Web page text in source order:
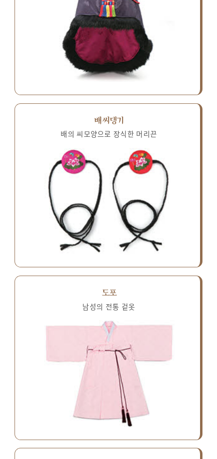
배씨댕기
배의 씨모양으로 장식한 머리끈
도포
남성의 전통 겉옷